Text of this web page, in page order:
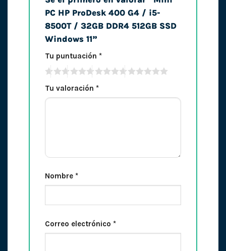
PC HP ProDesk 400 G4 / i5-
8500T / 32GB DDR4 512GB SSD
Windows 11”
Tu puntuación *
Tu valoración *
Nombre *
Correo electrónico *